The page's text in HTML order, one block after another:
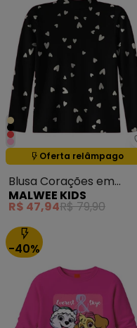
Oferta relâmpago
Termina em:01:23:59
Blusa Corações em
Ribana Preto
MALWEE KIDS
R$ 47,94R$ 79,90
-40%